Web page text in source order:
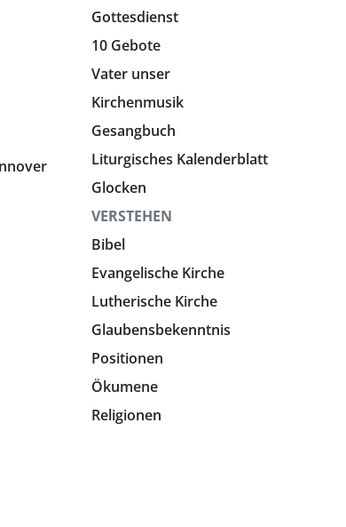
Gottesdienst
10 Gebote
Vater unser
Kirchenmusik
Gesangbuch
Liturgisches Kalenderblatt
Glocken
VERSTEHEN
Bibel
Evangelische Kirche
Lutherische Kirche
Glaubensbekenntnis
Positionen
Ökumene
Religionen